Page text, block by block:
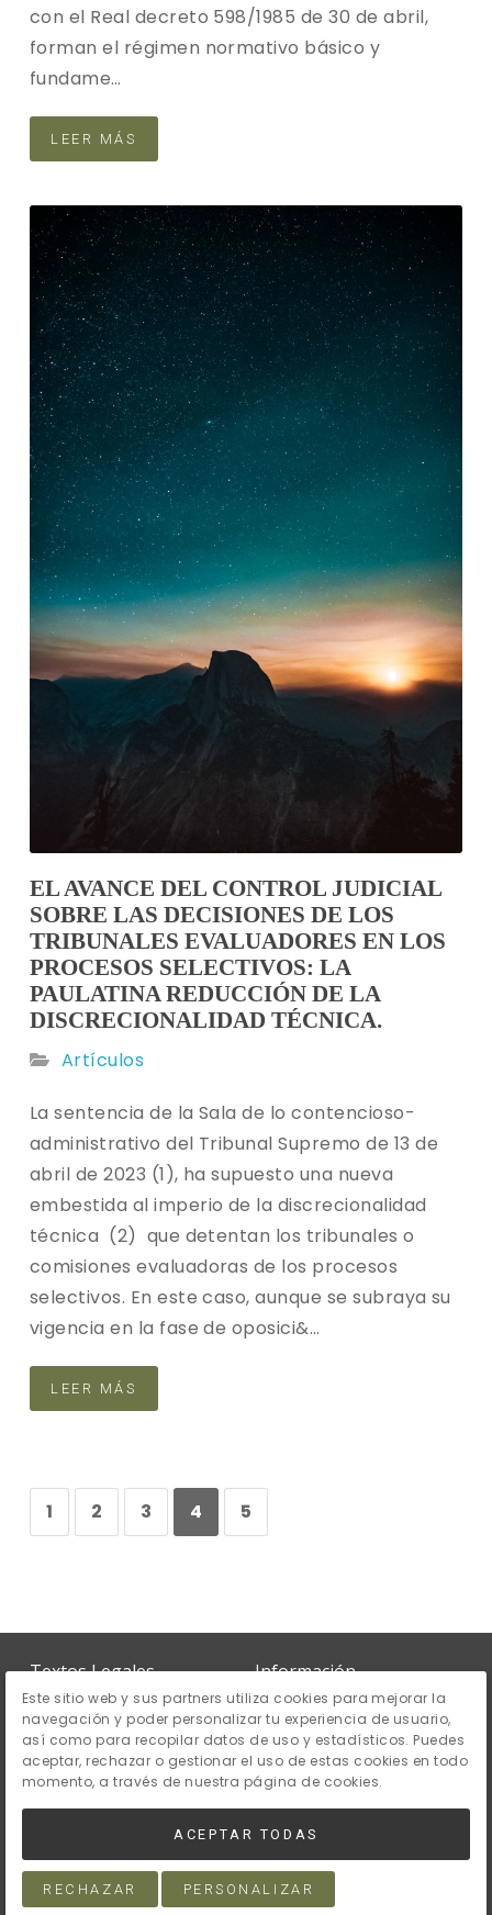
con el Real decreto 598/1985 de 30 de abril,
forman el régimen normativo básico y
fundame…
LEER MÁS
EL AVANCE DEL CONTROL JUDICIAL
SOBRE LAS DECISIONES DE LOS
TRIBUNALES EVALUADORES EN LOS
PROCESOS SELECTIVOS: LA
PAULATINA REDUCCIÓN DE LA
DISCRECIONALIDAD TÉCNICA.
Artículos
La sentencia de la Sala de lo contencioso-
administrativo del Tribunal Supremo de 13 de
abril de 2023 (1), ha supuesto una nueva
embestida al imperio de la discrecionalidad
técnica (2) que detentan los tribunales o
comisiones evaluadoras de los procesos
selectivos. En este caso, aunque se subraya su
vigencia en la fase de oposici&…
LEER MÁS
1 2 3 4 5
Textos Legales
Política de Privacidad
Aviso Legal
Política de Cookies
Información
Inicio
Sobre Nosotros
Noticias
© 2026 abogadoenalicante · Creado con
Vendomia .
Este sitio web y sus partners utiliza cookies para mejorar la
navegación y poder personalizar tu experiencia de usuario,
así como para recopilar datos de uso y estadísticos. Puedes
aceptar, rechazar o gestionar el uso de estas cookies en todo
momento, a través de nuestra página de cookies.
ACEPTAR TODAS
RECHAZAR PERSONALIZAR